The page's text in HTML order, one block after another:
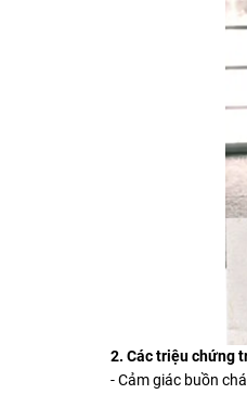
2. Các triệu chứng
- Cảm giác buồn